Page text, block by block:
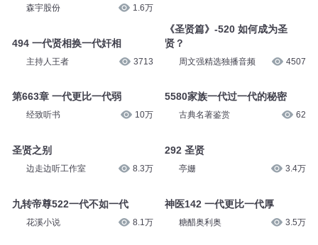
森宇股份 1.6万
494 一代贤相换一代奸相
主持人王者 3713
第663章 一代更比一代弱
经致听书 10万
圣贤之别
边走边听工作室 8.3万
九转帝尊522一代不如一代
花溪小说 8.1万
《圣贤篇》-520 如何成为圣
贤？
周文强精选独播音频 4507
5580家族一代过一代的秘密
古典名著鉴赏 62
292 圣贤
亭姗 3.4万
神医142 一代更比一代厚
糖醋奥利奥 3.5万